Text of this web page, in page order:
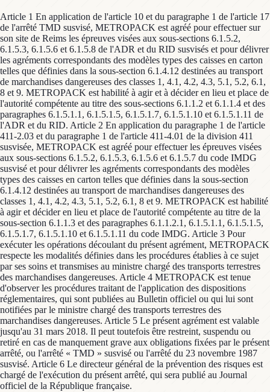
Article 1 En application de l'article 10 et du paragraphe 1 de l'article 17
de l'arrêté TMD susvisé, METROPACK est agréé pour effectuer sur
son site de Reims les épreuves visées aux sous-sections 6.1.5.2,
6.1.5.3, 6.1.5.6 et 6.1.5.8 de l'ADR et du RID susvisés et pour délivrer
les agréments correspondants des modèles types des caisses en carton
telles que définies dans la sous-section 6.1.4.12 destinées au transport
de marchandises dangereuses des classes 1, 4.1, 4.2, 4.3, 5.1, 5.2, 6.1,
8 et 9. METROPACK est habilité à agir et à décider en lieu et place de
l'autorité compétente au titre des sous-sections 6.1.1.2 et 6.1.1.4 et des
paragraphes 6.1.5.1.1, 6.1.5.1.5, 6.1.5.1.7, 6.1.5.1.10 et 6.1.5.1.11 de
l'ADR et du RID. Article 2 En application du paragraphe 1 de l'article
411-2.03 et du paragraphe 1 de l'article 411-4.01 de la division 411
susvisée, METROPACK est agréé pour effectuer les épreuves visées
aux sous-sections 6.1.5.2, 6.1.5.3, 6.1.5.6 et 6.1.5.7 du code IMDG
susvisé et pour délivrer les agréments correspondants des modèles
types des caisses en carton telles que définies dans la sous-section
6.1.4.12 destinées au transport de marchandises dangereuses des
classes 1, 4.1, 4.2, 4.3, 5.1, 5.2, 6.1, 8 et 9. METROPACK est habilité
à agir et décider en lieu et place de l'autorité compétente au titre de la
sous-section 6.1.1.3 et des paragraphes 6.1.1.2.1, 6.1.5.1.1, 6.1.5.1.5,
6.1.5.1.7, 6.1.5.1.10 et 6.1.5.1.11 du code IMDG. Article 3 Pour
exécuter les opérations découlant du présent agrément, METROPACK
respecte les modalités définies dans les procédures établies à ce sujet
par ses soins et transmises au ministre chargé des transports terrestres
des marchandises dangereuses. Article 4 METROPACK est tenue
d'observer les procédures traitant de l'application des dispositions
réglementaires, qui sont publiées au Bulletin officiel ou qui lui sont
notifiées par le ministre chargé des transports terrestres des
marchandises dangereuses. Article 5 Le présent agrément est valable
jusqu'au 31 mars 2018. Il peut toutefois être restreint, suspendu ou
retiré en cas de manquement grave aux obligations fixées par le présent
arrêté, ou l'arrêté « TMD » susvisé ou l'arrêté du 23 novembre 1987
susvisé. Article 6 Le directeur général de la prévention des risques est
chargé de l'exécution du présent arrêté, qui sera publié au Journal
officiel de la République française.